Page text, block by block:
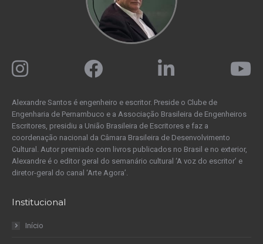
Alexandre Santos é engenheiro e escritor. Preside o Clube de
Engenharia de Pernambuco e a Associação Brasileira de Engenheiros
Escritores, presidiu a União Brasileira de Escritores e faz a
coordenação nacional da Câmara Brasileira de Desenvolvimento
Cultural. Autor premiado com livros publicados no Brasil e no exterior,
Alexandre é o editor geral do semanário cultural ‘A voz do escritor’ e
diretor-geral do canal ‘Arte Agora’.
Institucional
Início